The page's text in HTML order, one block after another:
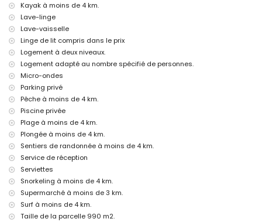
linge de lit et serviettes
service de réception et service d'urgence 24 heures sur 24
chauffage central et climatisation
Équipements et services avec supplément
lit supplémentaire et lit/couchette pour enfants (sur demande)
Activités de divertissement et de loisirs pour vos vacances à
Jávea, Costa Blanca
cinéma, théâtre, discothèque, bar, promenade (El Arenal et Jávea) (à
moins de 5 kilomètres de la maison)
Sites et culture à Jávea, Costa Blanca
musée (Histórico de Jávea), église (Virgen de Loreto, Puerto, Jávea),
ruines (Pueblo Histórico, Jávea), bâtiment architectural (Pueblo
Histórico, Jávea) et lieu historique (Histórico de Jávea) (à moins de 5
monument (Molinos de Viento et Jávea) (à moins de 10 kilomètres du
logement)
château (Portal de la Vila et Denia) (à moins de 25 kilomètres du
logement)
Kayak à moins de 4 km.
Lave-linge
Lave-vaisselle
Linge de lit compris dans le prix
Logement à deux niveaux.
Logement adapté au nombre spécifié de personnes.
Micro-ondes
Parking privé
Pêche à moins de 4 km.
Piscine privée
Plage à moins de 4 km.
Plongée à moins de 4 km.
Sentiers de randonnée à moins de 4 km.
Service de réception
Serviettes
Snorkeling à moins de 4 km.
Supermarché à moins de 3 km.
Surf à moins de 4 km.
Taille de la parcelle 990 m2.